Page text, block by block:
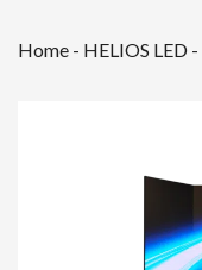
Home - HELIOS LED -